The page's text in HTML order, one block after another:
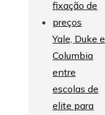
Yale, Duke e
Columbia
entre
escolas de
elite para